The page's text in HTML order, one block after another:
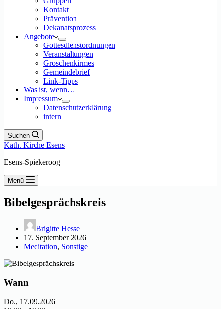
Kontakt
Prävention
Dekanatsprozess
Angebote
Gottesdienstordnungen
Veranstaltungen
Groschenkirmes
Gemeindebrief
Link-Tipps
Was ist, wenn…
Impressum
Datenschutzerklärung
intern
Suchen
Kath. Kirche Esens
Esens-Spiekeroog
Menü
Bibelgesprächskreis
Brigitte Hesse
17. September 2026
Meditation, Sonstige
Wann
Do., 17.09.2026